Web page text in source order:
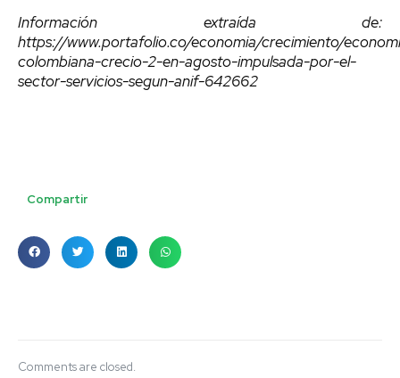
Información extraída de:
https://www.portafolio.co/economia/crecimiento/
colombiana-crecio-2-en-agosto-impulsada-por-el-
sector-servicios-segun-anif-642662
Compartir
Comments are closed.